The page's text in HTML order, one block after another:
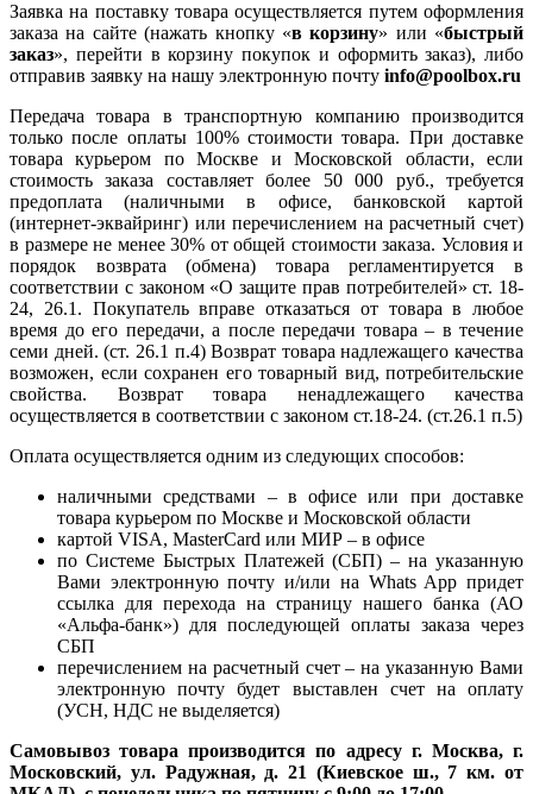
Заявка на поставку товара осуществляется путем оформления
заказа на сайте (нажать кнопку «в корзину» или «быстрый
заказ», перейти в корзину покупок и оформить заказ), либо
отправив заявку на нашу электронную почту info@poolbox.ru
Передача товара в транспортную компанию производится
только после оплаты 100% стоимости товара. При доставке
товара курьером по Москве и Московской области, если
стоимость заказа составляет более 50 000 руб., требуется
предоплата (наличными в офисе, банковской картой
(интернет-эквайринг) или перечислением на расчетный счет)
в размере не менее 30% от общей стоимости заказа. Условия и
порядок возврата (обмена) товара регламентируется в
соответствии с законом «О защите прав потребителей» ст. 18-
24, 26.1. Покупатель вправе отказаться от товара в любое
время до его передачи, а после передачи товара – в течение
семи дней. (ст. 26.1 п.4) Возврат товара надлежащего качества
возможен, если сохранен его товарный вид, потребительские
свойства. Возврат товара ненадлежащего качества
осуществляется в соответствии с законом ст.18-24. (ст.26.1 п.5)
Оплата осуществляется одним из следующих способов:
наличными средствами – в офисе или при доставке
товара курьером по Москве и Московской области
картой VISA, MasterCard или МИР – в офисе
по Системе Быстрых Платежей (СБП) – на указанную
Вами электронную почту и/или на Whats App придет
ссылка для перехода на страницу нашего банка (АО
«Альфа-банк») для последующей оплаты заказа через
СБП
перечислением на расчетный счет – на указанную Вами
электронную почту будет выставлен счет на оплату
(УСН, НДС не выделяется)
Самовывоз товара производится по адресу г. Москва, г.
Московский, ул. Радужная, д. 21 (Киевское ш., 7 км. от